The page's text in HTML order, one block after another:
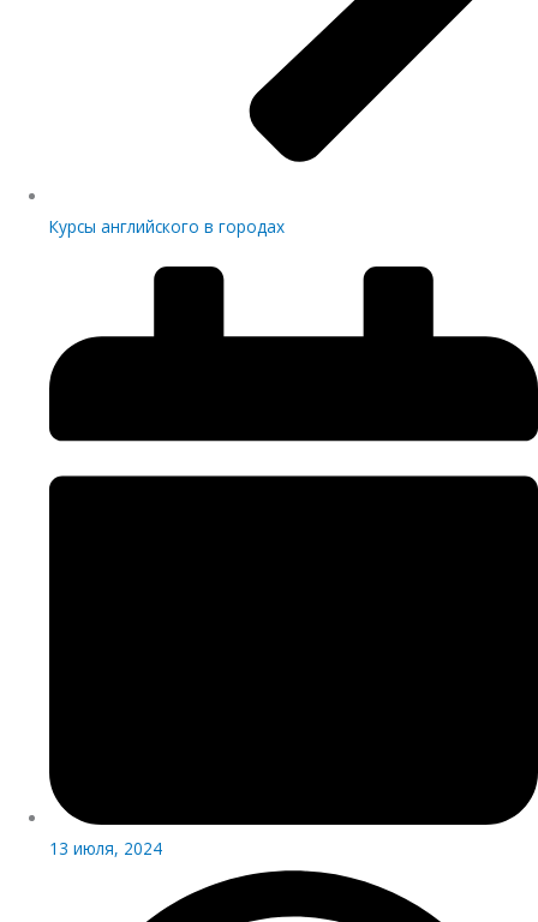
Курсы английского в городах
13 июля, 2024